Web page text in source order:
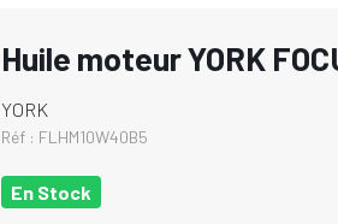
Huile moteur YORK
YORK
Réf : FLHM10W40B5
En Stock